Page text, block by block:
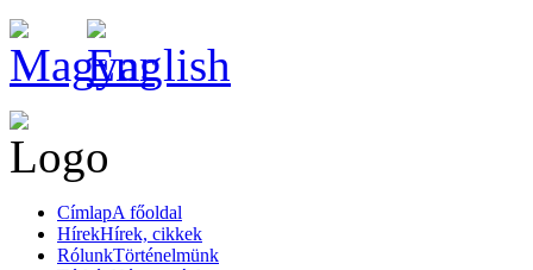
CímlapA főoldal
HírekHírek, cikkek
RólunkTörténelmünk